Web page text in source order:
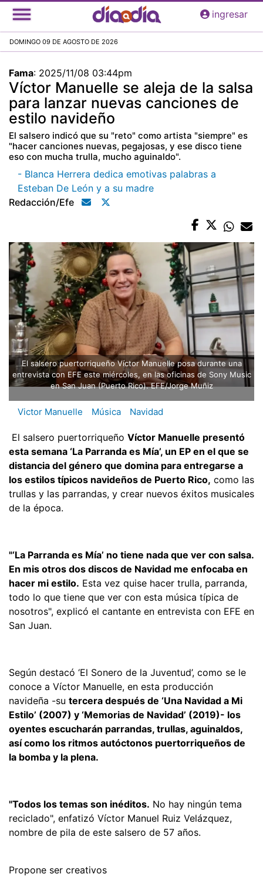
Pasar
al
principal
ingresar
DOMINGO 09 DE AGOSTO DE 2026
Fama: 2025/11/08 03:44pm
Víctor Manuelle se aleja de la salsa
para lanzar nuevas canciones de
estilo navideño
El salsero indicó que su "reto" como artista "siempre" es
"hacer canciones nuevas, pegajosas, y ese disco tiene
eso con mucha trulla, mucho aguinaldo".
- Blanca Herrera dedica emotivas palabras a
Esteban De León y a su madre
Redacción/efe
El salsero puertorriqueño Víctor Manuelle posa durante una
entrevista con EFE este miércoles, en las oficinas de Sony Music
en San Juan (Puerto Rico). EFE/Jorge Muñiz
Victor Manuelle Música Navidad
El salsero puertorriqueño Víctor Manuelle presentó
esta semana ‘La Parranda es Mía’, un EP en el que se
distancia del género que domina para entregarse a
los estilos típicos navideños de Puerto Rico, como las
trullas y las parrandas, y crear nuevos éxitos musicales
de la época.
"‘La Parranda es Mía’ no tiene nada que ver con salsa.
En mis otros dos discos de Navidad me enfocaba en
hacer mi estilo. Esta vez quise hacer trulla, parranda,
todo lo que tiene que ver con esta música típica de
nosotros", explicó el cantante en entrevista con EFE en
San Juan.
Según destacó ‘El Sonero de la Juventud’, como se le
conoce a Víctor Manuelle, en esta producción
navideña -su tercera después de ‘Una Navidad a Mi
Estilo’ (2007) y ‘Memorias de Navidad’ (2019)- los
oyentes escucharán parrandas, trullas, aguinaldos,
así como los ritmos autóctonos puertorriqueños de
la bomba y la plena.
"Todos los temas son inéditos. No hay ningún tema
reciclado", enfatizó Víctor Manuel Ruiz Velázquez,
nombre de pila de este salsero de 57 años.
Propone ser creativos